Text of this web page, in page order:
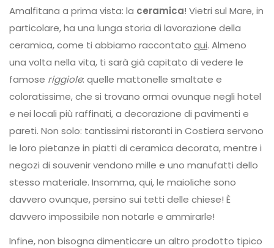
Amalfitana a prima vista: la ceramica! Vietri sul Mare, in
particolare, ha una lunga storia di lavorazione della
ceramica, come ti abbiamo raccontato qui. Almeno
una volta nella vita, ti sarà già capitato di vedere le
famose riggiole: quelle mattonelle smaltate e
coloratissime, che si trovano ormai ovunque negli hotel
e nei locali più raffinati, a decorazione di pavimenti e
pareti. Non solo: tantissimi ristoranti in Costiera servono
le loro pietanze in piatti di ceramica decorata, mentre i
negozi di souvenir vendono mille e uno manufatti dello
stesso materiale. Insomma, qui, le maioliche sono
davvero ovunque, persino sui tetti delle chiese! È
davvero impossibile non notarle e ammirarle!
Infine, non bisogna dimenticare un altro prodotto tipico